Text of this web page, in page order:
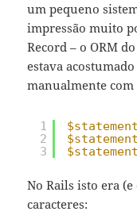
um pequeno
impressão muito
Record – o ORM
estava
manualmente com
1
2
3
$statement
$statement
$statement
No Rails isto era
caracteres: